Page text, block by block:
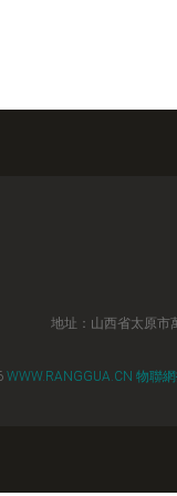
地址：山西省太原市
WWW.RANGGUA.CN 物聯